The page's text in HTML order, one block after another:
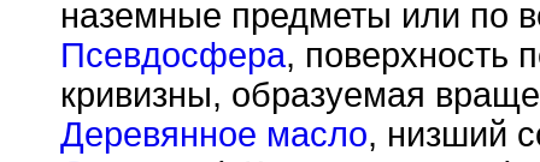
наземные предметы или по
Псевдосфера, поверхность
кривизны, образуемая
Деревянное масло, низший